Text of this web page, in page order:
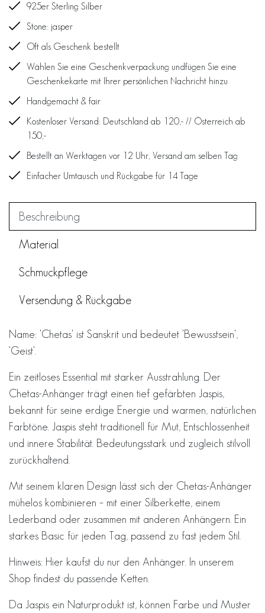
925er Sterling Silber
Stone: jasper
Oft als Geschenk bestellt
Wählen Sie eine Geschenkverpackung undfügen Sie eine
Geschenkekarte mit Ihrer persönlichen Nachricht hinzu
Handgemacht & fair
Kostenloser Versand: Deutschland ab 120,- // Österreich ab
150,-
Bestellt an Werktagen vor 12 Uhr, Versand am selben Tag
Einfacher Umtausch und Rückgabe für 14 Tage
Beschreibung
Material
Schmuckpflege
Versendung & Rückgabe
Name: 'Chetas' ist Sanskrit und bedeutet 'Bewusstsein',
'Geist'.
Ein zeitloses Essential mit starker Ausstrahlung. Der
Chetas-Anhänger trägt einen tief gefärbten Jaspis,
bekannt für seine erdige Energie und warmen, natürlichen
Farbtöne. Jaspis steht traditionell für Mut, Entschlossenheit
und innere Stabilität. Bedeutungsstark und zugleich stilvoll
zurückhaltend.
Mit seinem klaren Design lässt sich der Chetas-Anhänger
mühelos kombinieren – mit einer Silberkette, einem
Lederband oder zusammen mit anderen Anhängern. Ein
starkes Basic für jeden Tag, passend zu fast jedem Stil.
Hinweis: Hier kaufst du nur den Anhänger. In unserem
Shop findest du passende Ketten.
Da Jaspis ein Naturprodukt ist, können Farbe und Muster